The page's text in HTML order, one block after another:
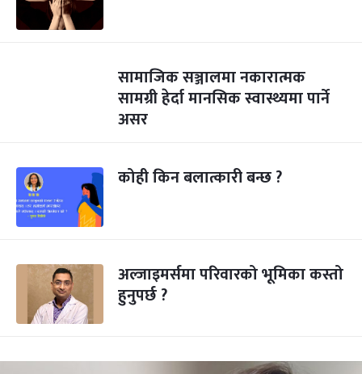
सामाजिक सञ्जालमा नकारात्मक
सामग्री हेर्दा मानसिक स्वास्थ्यमा पार्ने
असर
कोही किन बलात्कारी बन्छ ?
अल्जाइमर्समा परिवारको भूमिका कस्तो
हुनुपर्छ ?